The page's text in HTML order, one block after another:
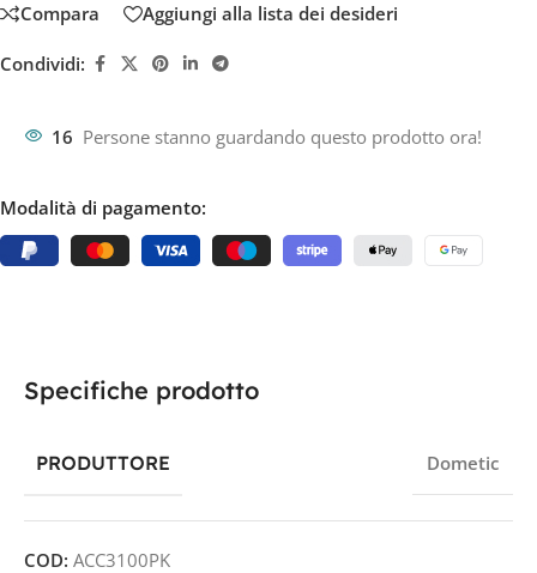
Compara Aggiungi alla lista dei desideri
Condividi:
16 Persone stanno guardando questo prodotto ora!
Modalità di pagamento:
Specifiche prodotto
PRODUTTORE Dometic
COD: ACC3100PK